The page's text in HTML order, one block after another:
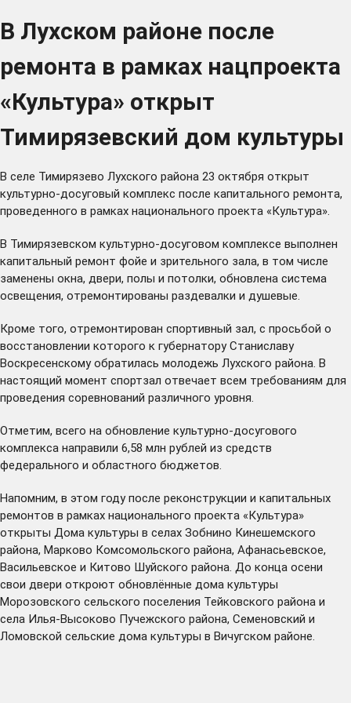
В Лухском районе после
ремонта в рамках нацпроекта
«Культура» открыт
Тимирязевский дом культуры
В селе Тимирязево Лухского района 23 октября открыт
культурно-досуговый комплекс после капитального ремонта,
проведенного в рамках национального проекта «Культура».
В Тимирязевском культурно-досуговом комплексе выполнен
капитальный ремонт фойе и зрительного зала, в том числе
заменены окна, двери, полы и потолки, обновлена система
освещения, отремонтированы раздевалки и душевые.
Кроме того, отремонтирован спортивный зал, с просьбой о
восстановлении которого к губернатору Станиславу
Воскресенскому обратилась молодежь Лухского района. В
настоящий момент спортзал отвечает всем требованиям для
проведения соревнований различного уровня.
Отметим, всего на обновление культурно-досугового
комплекса направили 6,58 млн рублей из средств
федерального и областного бюджетов.
Напомним, в этом году после реконструкции и капитальных
ремонтов в рамках национального проекта «Культура»
открыты Дома культуры в селах Зобнино Кинешемского
района, Марково Комсомольского района, Афанасьевское,
Васильевское и Китово Шуйского района. До конца осени
свои двери откроют обновлённые дома культуры
Морозовского сельского поселения Тейковского района и
села Илья-Высоково Пучежского района, Семеновский и
Ломовской сельские дома культуры в Вичугском районе.